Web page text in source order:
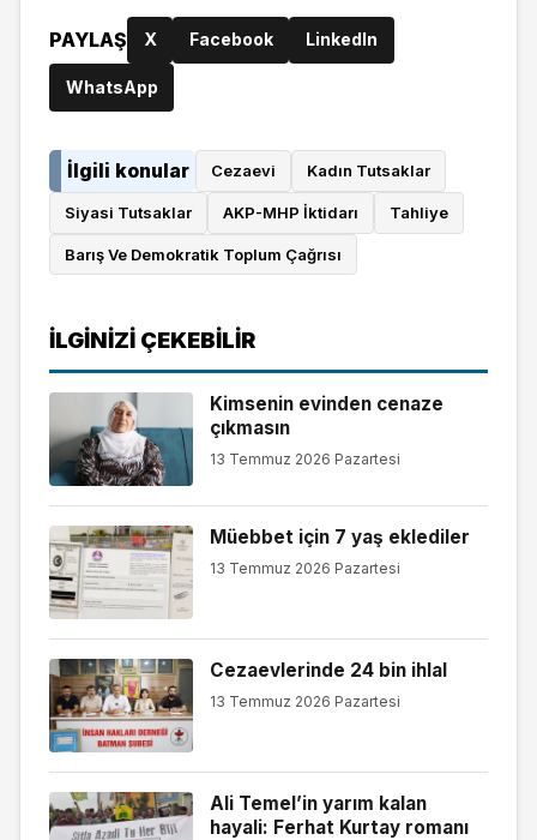
PAYLAŞ X Facebook LinkedIn
WhatsApp
İlgili konular Cezaevi Kadın Tutsaklar
Siyasi Tutsaklar AKP-MHP İktidarı Tahliye
Barış Ve Demokratik Toplum Çağrısı
İLGINIZI ÇEKEBILIR
Kimsenin evinden cenaze
çıkmasın
13 Temmuz 2026 Pazartesi
Müebbet için 7 yaş eklediler
13 Temmuz 2026 Pazartesi
Cezaevlerinde 24 bin ihlal
13 Temmuz 2026 Pazartesi
Ali Temel’in yarım kalan
hayali: Ferhat Kurtay romanı